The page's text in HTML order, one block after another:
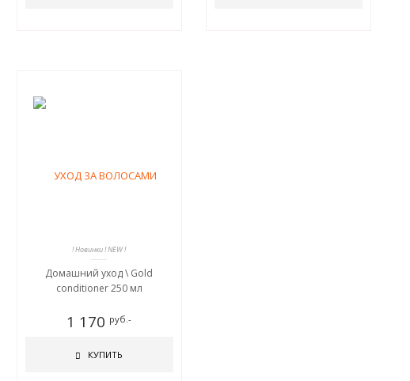
! Новинки ! NEW !
Домашний уход \ Gold
conditioner 250 мл
1 170 руб.-
КУПИТЬ